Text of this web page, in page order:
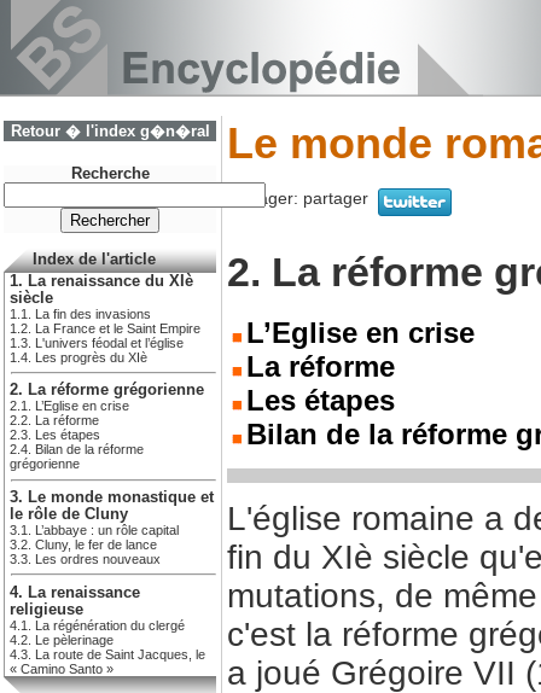
Retour � l'index g�n�ral
Recherche
Index de l'article
1. La renaissance du XIè
siècle
1.1. La fin des invasions
1.2. La France et le Saint Empire
1.3. L'univers féodal et l’église
1.4. Les progrès du XIè
2. La réforme grégorienne
2.1. L’Eglise en crise
2.2. La réforme
2.3. Les étapes
2.4. Bilan de la réforme
grégorienne
3. Le monde monastique et
le rôle de Cluny
3.1. L’abbaye : un rôle capital
3.2. Cluny, le fer de lance
3.3. Les ordres nouveaux
4. La renaissance
religieuse
4.1. La régénération du clergé
4.2. Le pèlerinage
4.3. La route de Saint Jacques, le
« Camino Santo »
Le monde
Partager: partager
2. La réforme
L’Eglise en crise
La réforme
Les étapes
Bilan de la réforme
L'église romaine a
fin du XIè siècle
mutations, de
c'est la réforme
a joué Grégoire VII